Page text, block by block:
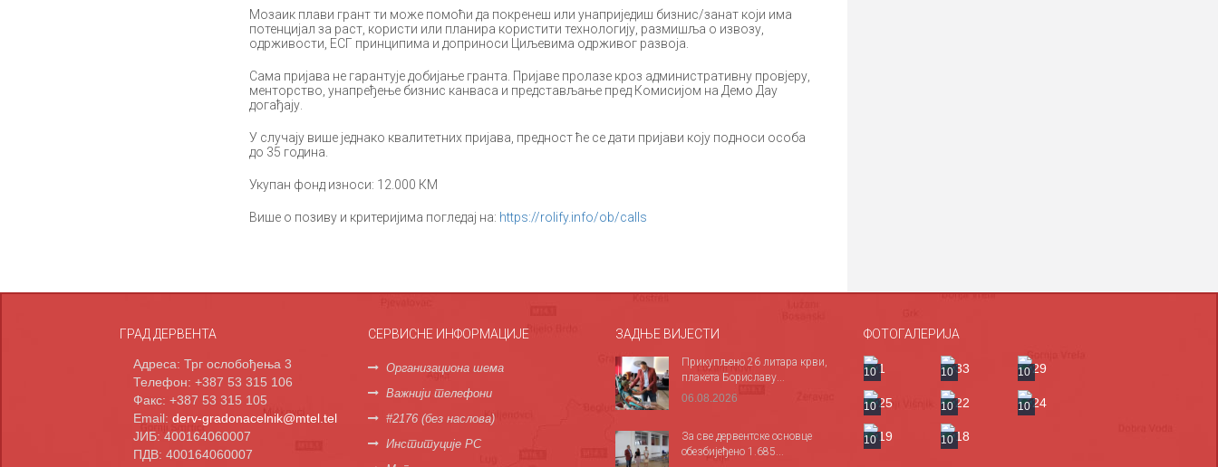
Мозаик плави грант ти може помоћи да покренеш или унаприједиш бизнис/занат који има
потенцијал за раст, користи или планира користити технологију, размишља о извозу,
одрживости, ЕСГ принципима и доприноси Циљевима одрживог развоја.
Сама пријава не гарантује добијање гранта. Пријаве пролазе кроз административну провјеру,
менторство, унапређење бизнис канваса и представљање пред Комисијом на Демо Даy
догађају.
У случају више једнако квалитетних пријава, предност ће се дати пријави коју подноси особа
до 35 година.
Укупан фонд износи: 12.000 КМ
Више о позиву и критеријима погледај на: https://rolify.info/ob/calls
ГРАД ДЕРВЕНТА
Адреса: Трг ослобођења 3
Телефон: +387 53 315 106
Факс: +387 53 315 105
Email: derv-gradonacelnik@mtel.tel
ЈИБ: 400164060007
ПДВ: 400164060007
СЕРВИСНЕ ИНФОРМАЦИЈЕ
Организациона шема
Важнији телефони
#2176 (без наслова)
Институције РС
ЗАДЊЕ ВИЈЕСТИ
Прикупљено 26 литара крви,
плакета Бориславу...
06.08.2026
За све дервентске основце
обезбијеђено 1.685...
ФОТОГАЛЕРИЈА
10 10 10
10 10 10
10 10